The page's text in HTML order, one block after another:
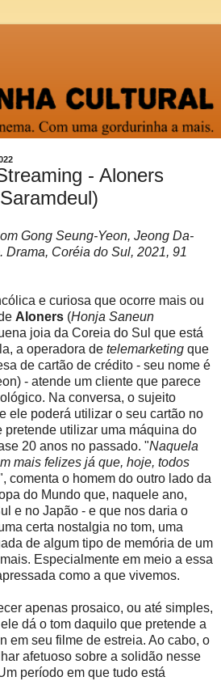
- Aloners
Gong Seung-Yeon, Jeong Da-
Drama, Coréia do Sul, 2021, 91
e curiosa que ocorre mais ou
Aloners (Honja Saneun
joia da Coreia do Sul que está
a operadora de telemarketing que
de cartão de crédito - seu nome é
- atende um cliente que parece
Na conversa, o sujeito
ele poderá utilizar o seu cartão no
pretende utilizar uma máquina do
20 anos no passado. "Naquela
mais felizes já que, hoje, todos
comenta o homem do outro lado da
do Mundo que, naquele ano,
e no Japão - e que nos daria o
certa nostalgia no tom, uma
de algum tipo de memória de um
Especialmente em meio a essa
como a que vivemos.
apenas prosaico, ou até simples,
dá o tom daquilo que pretende a
em seu filme de estreia. Ao cabo, o
afetuoso sobre a solidão nesse
período em que tudo está